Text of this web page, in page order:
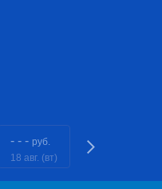
- - - руб.
18 авг. (вт)